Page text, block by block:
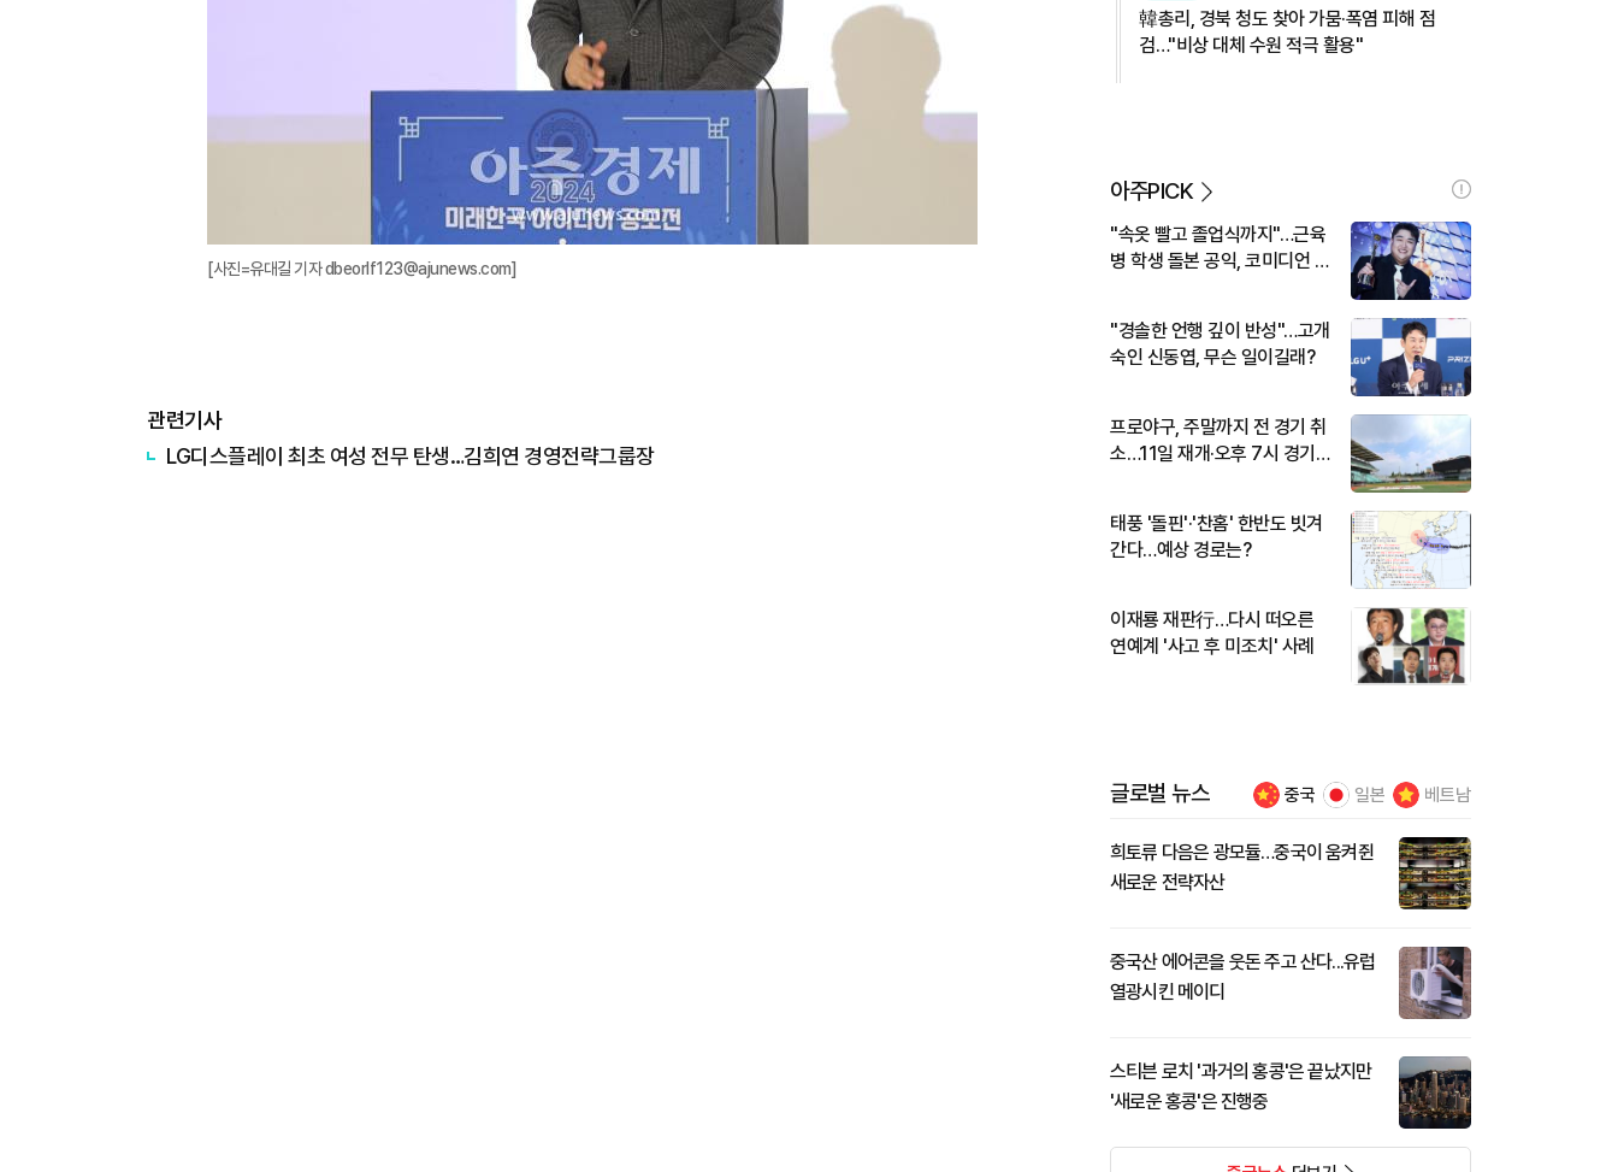
[사진=유대길 기자 dbeorlf123@ajunews.com]
관련기사
LG디스플레이 최초 여성 전무 탄생…김희연 경영전략그룹장
韓총리, 경북 청도 찾아 가뭄·폭염 피해 점
검…"비상 대체 수원 적극 활용"
아주PICK
"속옷 빨고 졸업식까지"…근육
병 학생 돌본 공익, 코미디언 김
"경솔한 언행 깊이 반성"…고개
숙인 신동엽, 무슨 일이길래?
프로야구, 주말까지 전 경기 취
소…11일 재개·오후 7시 경기
태풍 '돌핀'·'찬홈' 한반도 빗겨
간다…예상 경로는?
이재룡 재판行…다시 떠오른
연예계 '사고 후 미조치' 사례
글로벌 뉴스 중국 일본 베트남
희토류 다음은 광모듈…중국이 움켜쥔
새로운 전략자산
중국산 에어콘을 웃돈 주고 산다...유럽
열광시킨 메이디
스티븐 로치 '과거의 홍콩'은 끝났지만
'새로운 홍콩'은 진행중